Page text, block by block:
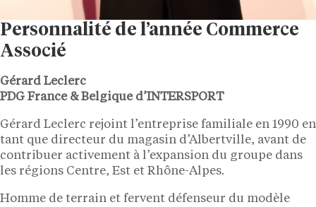
Personnalité de l’année Commerce
Associé
Gérard Leclerc
PDG France & Belgique d’INTERSPORT
Gérard Leclerc rejoint l’entreprise familiale en 1990 en
tant que directeur du magasin d’Albertville, avant de
contribuer activement à l’expansion du groupe dans
les régions Centre, Est et Rhône-Alpes.
Homme de terrain et fervent défenseur du modèle